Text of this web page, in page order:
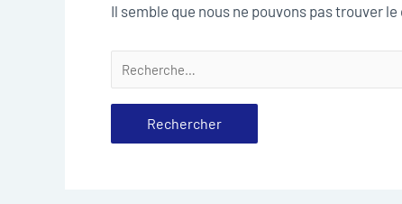
Il semble que nous ne pouvons pas trouver